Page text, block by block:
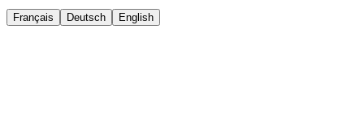
Français Deutsch English